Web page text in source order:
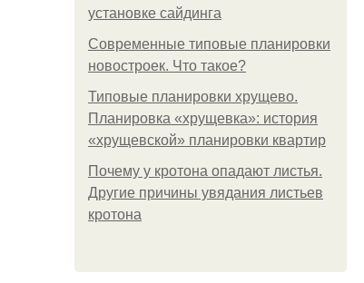
установке сайдинга
Современные типовые планировки
новостроек. Что такое?
Типовые планировки хрущево.
Планировка «хрущевка»: история
«хрущевской» планировки квартир
Почему у кротона опадают листья.
Другие причины увядания листьев
кротона